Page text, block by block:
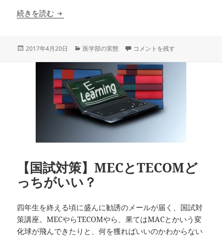
続きを読む 医学部の解剖実習で本当にあった？怖い話
投
2017年4月20日
カ
リ
ー
医学部の実態 医学部の解剖実習で本当にあっ
コメントを残す
【国試対策】MECとTECOMど
っちがいい？
四年生を終える頃に盛んに勧誘のメールが届く、国試対
策講座。MECやらTECOMやら、果てはMACとかいう変
化球が飛んできたりと、何を獲ればいいのかわからない